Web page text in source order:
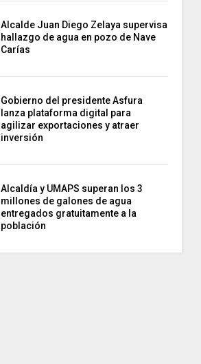
Alcalde Juan Diego Zelaya supervisa
hallazgo de agua en pozo de Nave
Carías
Gobierno del presidente Asfura
lanza plataforma digital para
agilizar exportaciones y atraer
inversión
Alcaldía y UMAPS superan los 3
millones de galones de agua
entregados gratuitamente a la
población